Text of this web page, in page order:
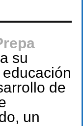
su
de
un